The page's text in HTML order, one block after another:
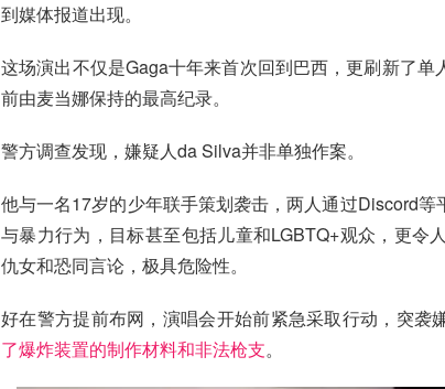
到媒体报道出现。
这场演出不仅是Gaga十年来首次回到巴西，更刷新了
前由麦当娜保持的最高纪录。
警方调查发现，嫌疑人da Silva并非单独作案。
他与一名17岁的少年联手策划袭击，两人通过Discord
与暴力行为，目标甚至包括儿童和LGBTQ+观众，更令
仇女和恐同言论，极具危险性。
好在警方提前布网，演唱会开始前紧急采取行动，突袭
了爆炸装置的制作材料和非法枪支。